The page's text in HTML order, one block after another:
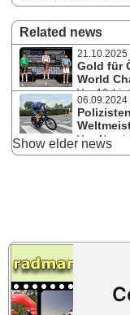
Related news
21.10.2025
Gold für
World
Von 16. bis
die Amateur-
Fondo vergeben. Daniel
of the Lake am Attersee,
06.09.2024
Vom
Weltmeisterschaften
Show elder news